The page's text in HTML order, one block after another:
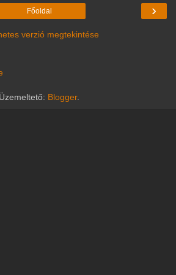
›
Főoldal
verzió megtekintése
Üzemeltető: Blogger.